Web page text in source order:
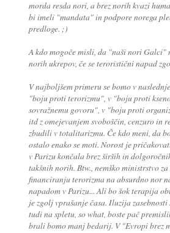
morda resda nori, a brez norih kvazi
bi imeli "mandata" in podpore norega
predloge. ;)
A kdo mogoče misli, da "naši nori Galci"
norih ukrepov, če se teroristični napad
V najboljšem primeru se bomo v
"boju proti terorizmu", v "boju proti
sovražnemu govoru", v "boju proti
itd z omejevanjem svoboščin, cenzuro in
zbudili v totalitarizmu. Če kdo meni, da
ostalo enako se moti. Norost je
v Parizu končala brez širših in
takšnih norih. Btw., nemško ministrstvo
financiranju terorizma na absurdno nor
napadom v Parizu... Ali bo šok terapija
je zgolj vprašanje časa. Iluzija
tudi na spletu, so what, boste pač
brali bomo manj bedarij. V "Evropi brez